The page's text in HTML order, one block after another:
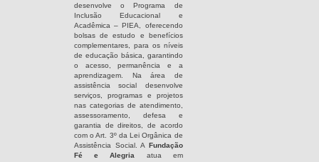
desenvolve o Programa de
Inclusão Educacional e
Acadêmica – PIEA, oferecendo
bolsas de estudo e benefícios
complementares, para os níveis
de educação básica, garantindo
o acesso, permanência e a
aprendizagem. Na área de
assistência social desenvolve
serviços, programas e projetos
nas categorias de atendimento,
assessoramento, defesa e
garantia de direitos, de acordo
com o Art. 3º da Lei Orgânica de
Assistência Social. A Fundação
Fé e Alegria
atua em